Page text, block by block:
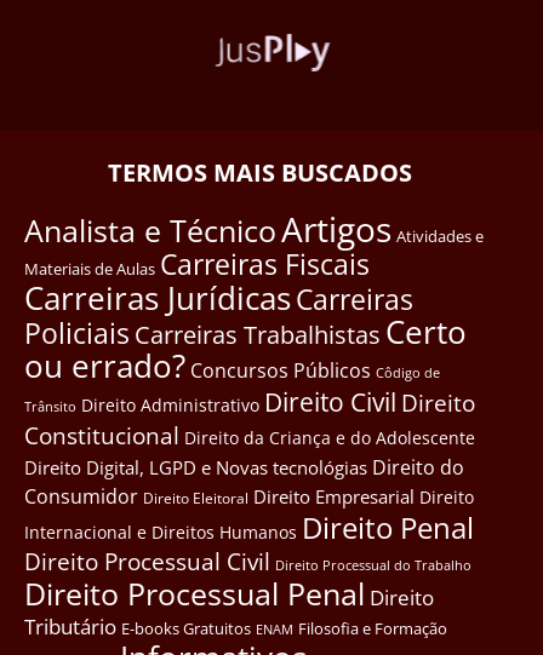
TERMOS MAIS BUSCADOS
Analista e TécnicoArtigos Atividades e
Materiais de Aulas Carreiras Fiscais
Carreiras JurídicasCarreiras
Policiais Carreiras Trabalhistas Certo
ou errado? Concursos Públicos Côdigo de
Trânsito Direito Administrativo Direito Civil Direito
Constitucional Direito da Criança e do Adolescente
Direito Digital, LGPD e Novas tecnológias Direito do
Consumidor Direito Eleitoral Direito Empresarial Direito
Internacional e Direitos Humanos Direito Penal
Direito Processual Civil Direito Processual do Trabalho
Direito Processual Penal Direito
Tributário E-books Gratuitos ENAM Filosofia e Formação